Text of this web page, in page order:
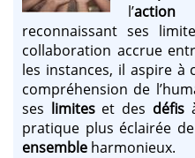
l’action
reconnaissant ses
collaboration accrue
les instances, il aspire
compréhension de
ses limiteset des défis
pratique plus éclairée
ensemble harmonieux.